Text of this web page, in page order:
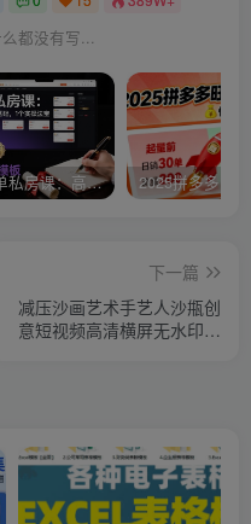
都没有写...
淘高客单私房课：高客单成交的3个核心基础，1个实操法宝
下一篇
减压沙画艺术手艺人沙甁创
意短视频高清横屏无水印思